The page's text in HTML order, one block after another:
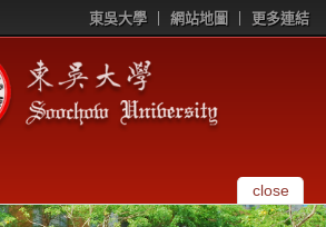
東吳大學 網站地圖 更多連結
close